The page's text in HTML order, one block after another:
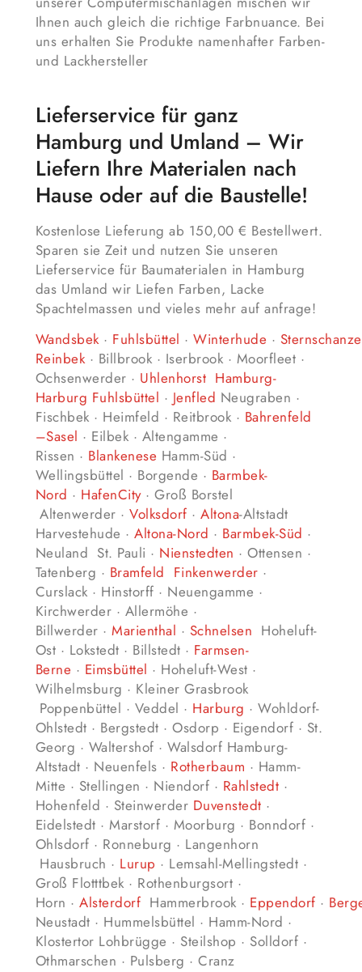
Ihnen auch gleich die richtige Farbnuance. Bei
uns erhalten Sie Produkte namenhafter Farben-
und Lackhersteller
Lieferservice für ganz
Hamburg und Umland – Wir
Liefern Ihre Materialen nach
Hause oder auf die Baustelle!
Kostenlose Lieferung ab 150,00 € Bestellwert.
Sparen sie Zeit und nutzen Sie unseren
Lieferservice für Baumaterialen in Hamburg
das Umland wir Liefen Farben, Lacke
Spachtelmassen und vieles mehr auf anfrage!
Wandsbek· Fuhlsbüttel ·Winterhude · Sternschanze
Reinbek· Billbrook · Iserbrook · Moorfleet ·
Ochsenwerder · Uhlenhorst Hamburg-
Harburg Fuhlsbüttel · Jenfled Neugraben ·
Fischbek · Heimfeld · Reitbrook · Bahrenfeld
–Sasel · Eilbek · Altengamme ·
Rissen · Blankenese Hamm-Süd ·
Wellingsbüttel · Borgende · Barmbek-
Nord · HafenCity· Groß Borstel
Altenwerder ·Volksdorf ·Altona-Altstadt
Harvestehude ·Altona-Nord · Barmbek-Süd ·
Neuland St. Pauli · Nienstedten · Ottensen ·
Tatenberg · Bramfeld Finkenwerder ·
Curslack · Hinstorff · Neuengamme ·
Kirchwerder · Allermöhe ·
Billwerder ·Marienthal · Schnelsen Hoheluft-
Ost · Lokstedt · Billstedt · Farmsen-
Berne · Eimsbüttel · Hoheluft-West ·
Wilhelmsburg · Kleiner Grasbrook
Poppenbüttel · Veddel · Harburg · Wohldorf-
Ohlstedt · Bergstedt · Osdorp · Eigendorf · St.
Georg · Waltershof · Walsdorf Hamburg-
Altstadt · Neuenfels · Rotherbaum · Hamm-
Mitte · Stellingen · Niendorf · Rahlstedt ·
Hohenfeld · Steinwerder Duvenstedt ·
Eidelstedt · Marstorf · Moorburg · Bonndorf ·
Ohlsdorf · Ronneburg · Langenhorn
Hausbruch · Lurup · Lemsahl-Mellingstedt ·
Groß Flotttbek · Rothenburgsort ·
Horn ·Alsterdorf Hammerbrook · Eppendorf ·
Neustadt · Hummelsbüttel · Hamm-Nord ·
Klostertor Lohbrügge · Steilshop · Solldorf ·
Othmarschen · Pulsberg · Cranz